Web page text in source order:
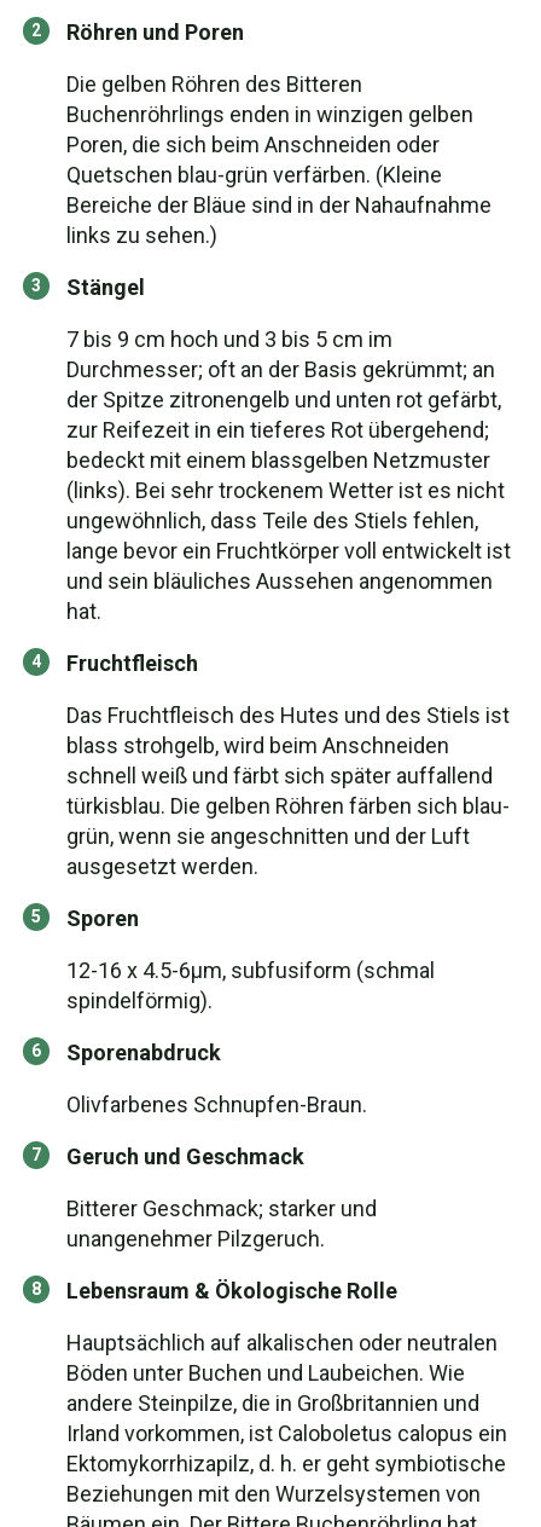
Röhren und Poren
Die gelben Röhren des Bitteren
Buchenröhrlings enden in winzigen gelben
Poren, die sich beim Anschneiden oder
Quetschen blau-grün verfärben. (Kleine
Bereiche der Bläue sind in der Nahaufnahme
links zu sehen.)
Stängel
7 bis 9 cm hoch und 3 bis 5 cm im
Durchmesser; oft an der Basis gekrümmt; an
der Spitze zitronengelb und unten rot gefärbt,
zur Reifezeit in ein tieferes Rot übergehend;
bedeckt mit einem blassgelben Netzmuster
(links). Bei sehr trockenem Wetter ist es nicht
ungewöhnlich, dass Teile des Stiels fehlen,
lange bevor ein Fruchtkörper voll entwickelt ist
und sein bläuliches Aussehen angenommen
hat.
Fruchtfleisch
Das Fruchtfleisch des Hutes und des Stiels ist
blass strohgelb, wird beim Anschneiden
schnell weiß und färbt sich später auffallend
türkisblau. Die gelben Röhren färben sich blau-
grün, wenn sie angeschnitten und der Luft
ausgesetzt werden.
Sporen
12-16 x 4.5-6μm, subfusiform (schmal
spindelförmig).
Sporenabdruck
Olivfarbenes Schnupfen-Braun.
Geruch und Geschmack
Bitterer Geschmack; starker und
unangenehmer Pilzgeruch.
Lebensraum & Ökologische Rolle
Hauptsächlich auf alkalischen oder neutralen
Böden unter Buchen und Laubeichen. Wie
andere Steinpilze, die in Großbritannien und
Irland vorkommen, ist Caloboletus calopus ein
Ektomykorrhizapilz, d. h. er geht symbiotische
Beziehungen mit den Wurzelsystemen von